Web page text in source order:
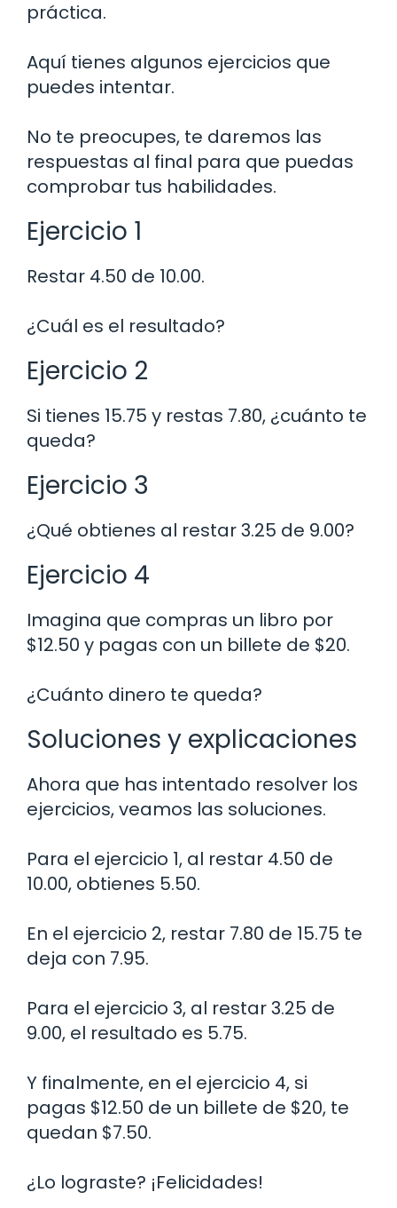
práctica.
Aquí tienes algunos ejercicios que
puedes intentar.
No te preocupes, te daremos las
respuestas al final para que puedas
comprobar tus habilidades.
Ejercicio 1
Restar 4.50 de 10.00.
¿Cuál es el resultado?
Ejercicio 2
Si tienes 15.75 y restas 7.80, ¿cuánto te
queda?
Ejercicio 3
¿Qué obtienes al restar 3.25 de 9.00?
Ejercicio 4
Imagina que compras un libro por
$12.50 y pagas con un billete de $20.
¿Cuánto dinero te queda?
Soluciones y explicaciones
Ahora que has intentado resolver los
ejercicios, veamos las soluciones.
Para el ejercicio 1, al restar 4.50 de
10.00, obtienes 5.50.
En el ejercicio 2, restar 7.80 de 15.75 te
deja con 7.95.
Para el ejercicio 3, al restar 3.25 de
9.00, el resultado es 5.75.
Y finalmente, en el ejercicio 4, si
pagas $12.50 de un billete de $20, te
quedan $7.50.
¿Lo lograste? ¡Felicidades!